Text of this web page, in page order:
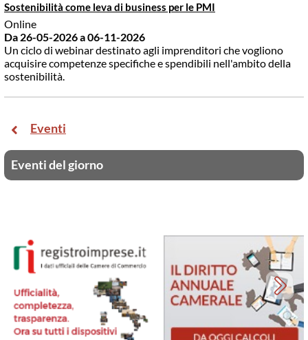
Sostenibilità come leva di business per le PMI
Online
Da 26-05-2026a 06-11-2026
Un ciclo di webinar destinato agli imprenditori che vogliono
acquisire competenze specifiche e spendibili nell'ambito della
sostenibilità.
Eventi
Eventi del giorno